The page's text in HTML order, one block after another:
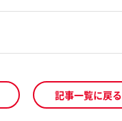
記事一覧に戻る